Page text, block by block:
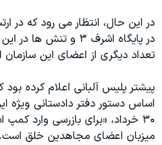
در این حال، انتظار می رود که در
در پایگاه اشرف ۳ و تنش
تعداد دیگری از اعضای این سازمان
پیشتر پلیس آلبانی اعلام کرده
اساس دستور دفتر دادستانی ویژه
میزبان اعضای مجاهدین خلق